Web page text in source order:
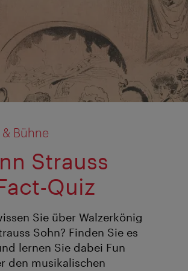
Bühne
Strauss
Quiz
Sie über Walzerkönig
Sohn? Finden Sie es
lernen Sie dabei Fun
den musikalischen